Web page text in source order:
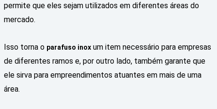
permite que eles sejam utilizados em diferentes áreas do
mercado.
Isso torna o parafuso inox um item necessário para empresas
de diferentes ramos e, por outro lado, também garante que
ele sirva para empreendimentos atuantes em mais de uma
área.